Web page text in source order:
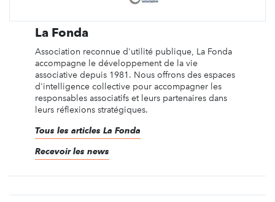
La Fonda
Association reconnue d'utilité publique, La Fonda
accompagne le développement de la vie
associative depuis 1981. Nous offrons des espaces
d'intelligence collective pour accompagner les
responsables associatifs et leurs partenaires dans
leurs réflexions stratégiques.
Tous les articles La Fonda
Recevoir les news